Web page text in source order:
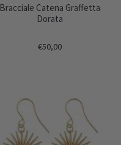
Bracciale Catena Graffetta
Dorata
€50,00